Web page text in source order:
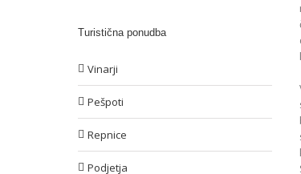
Turistična ponudba
Vinarji
Pešpoti
Repnice
Podjetja